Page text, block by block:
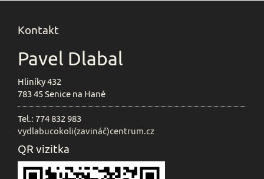
Kontakt
Pavel Dlabal
Hliníky 432
783 45 Senice na Hané
Tel.: 774 832 983
vydlabucokoli(zavináč)centrum.cz
QR vizitka